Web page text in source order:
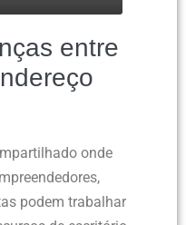
entre
onde
podem trabalhar